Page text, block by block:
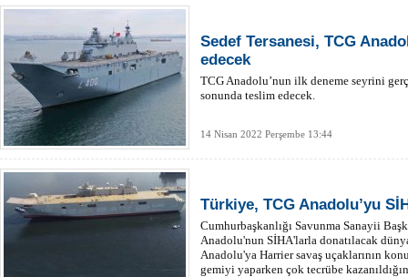
Sedef Tersanesi, TCG
edecek
TCG Anadolu’nun ilk deneme seyrini
sonunda teslim edecek.
14 Nisan 2022 Perşembe 13:44
Türkiye, TCG Anadolu’yu
Cumhurbaşkanlığı Savunma Sanayii
Anadolu'nun SİHA'larla donatılacak
Anadolu'ya Harrier savaş uçaklarının
gemiyi yaparken çok tecrübe